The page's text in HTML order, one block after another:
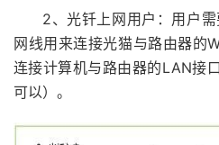
2、光钎上网用户：用户
网线用来连接光猫与路由器的
连接计算机与路由器的LAN接
可以）。